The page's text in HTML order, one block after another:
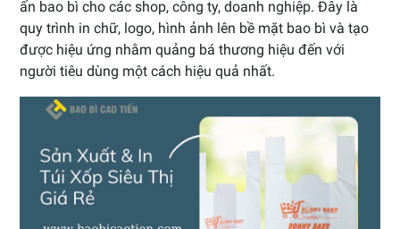
ấn bao bì cho các shop, công ty, doanh nghiệp. Đây là
quy trình in chữ, logo, hình ảnh lên bề mặt bao bì và tạo
được hiệu ứng nhằm quảng bá thương hiệu đến với
người tiêu dùng một cách hiệu quả nhất.